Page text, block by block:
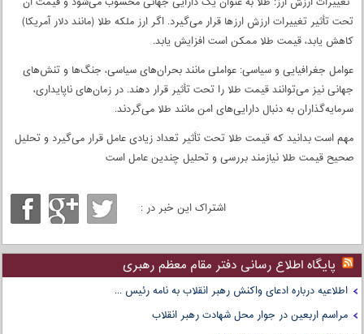
تحت تأثیر تغییرات ارزش ارزها قرار می‌گیرد. اگر ارز ملکه طلا (مانند دلار آمریکا)
کاهش یابد، قیمت طلا ممکن است افزایش یابد.
عوامل جغرافیایی و سیاسی: عواملی مانند بحران‌های سیاسی، جنگ‌ها و تنش‌های
جهانی نیز می‌توانند قیمت طلا را تحت تأثیر قرار دهند. در زمان‌های ناپایداری،
سرمایه‌گذاران به دنبال دارایی‌های امن مانند طلا می‌گردند.
مهم است بدانید که قیمت طلا تحت تأثیر تعداد زیادی عامل قرار می‌گیرد و تحلیل
صحیح قیمت طلا نیازمند بررسی و تحلیل چندین عامل است
اشتراک این خبر در :
پایگاه اطلاع رسانی دفتر مقام معظم رهبری
اطلاعیه درباره ادعای واکنش رهبر انقلاب به نامه رئیس ...
مراسم اربعین در جوار محل شهادت رهبر انقلاب